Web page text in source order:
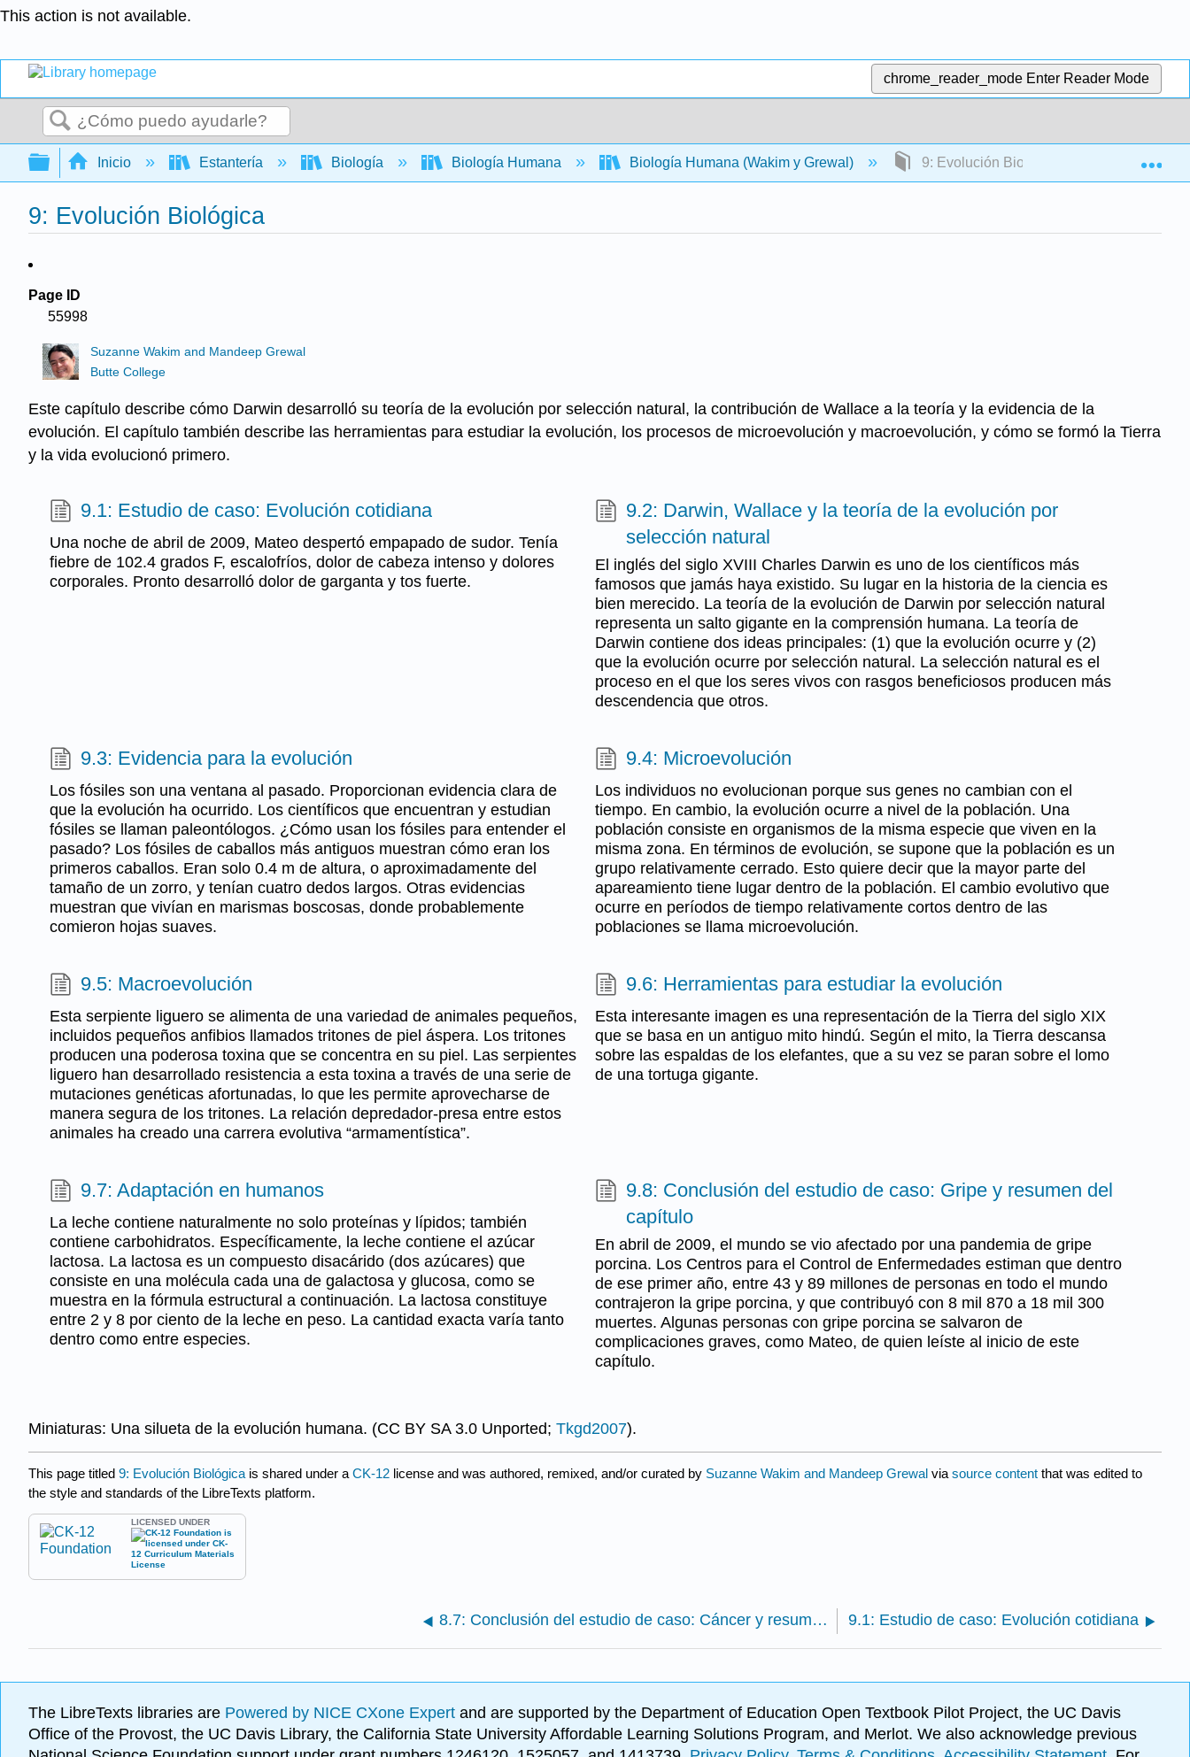
This action is not available.
chrome_reader_mode Enter Reader Mode
Buscar
Expandir/contraer jerarquía global
Inicio Estantería Biología Biología Humana Biología Humana (Wakim y Grewal) 9: Evolución Biológica
9: Evolución Biológica
Page ID
55998
Suzanne Wakim and Mandeep Grewal
Butte College
Este capítulo describe cómo Darwin desarrolló su teoría de la evolución por selección natural, la contribución de Wallace a la teoría y la evidencia de la
evolución. El capítulo también describe las herramientas para estudiar la evolución, los procesos de microevolución y macroevolución, y cómo se formó la Tierra
y la vida evolucionó primero.
9.1: Estudio de caso: Evolución cotidiana
Una noche de abril de 2009, Mateo despertó empapado de sudor. Tenía
fiebre de 102.4 grados F, escalofríos, dolor de cabeza intenso y dolores
corporales. Pronto desarrolló dolor de garganta y tos fuerte.
9.2: Darwin, Wallace y la teoría de la evolución por
selección natural
El inglés del siglo XVIII Charles Darwin es uno de los científicos más
famosos que jamás haya existido. Su lugar en la historia de la ciencia es
bien merecido. La teoría de la evolución de Darwin por selección natural
representa un salto gigante en la comprensión humana. La teoría de
Darwin contiene dos ideas principales: (1) que la evolución ocurre y (2)
que la evolución ocurre por selección natural. La selección natural es el
proceso en el que los seres vivos con rasgos beneficiosos producen más
descendencia que otros.
9.3: Evidencia para la evolución
Los fósiles son una ventana al pasado. Proporcionan evidencia clara de
que la evolución ha ocurrido. Los científicos que encuentran y estudian
fósiles se llaman paleontólogos. ¿Cómo usan los fósiles para entender el
pasado? Los fósiles de caballos más antiguos muestran cómo eran los
primeros caballos. Eran solo 0.4 m de altura, o aproximadamente del
tamaño de un zorro, y tenían cuatro dedos largos. Otras evidencias
muestran que vivían en marismas boscosas, donde probablemente
comieron hojas suaves.
9.4: Microevolución
Los individuos no evolucionan porque sus genes no cambian con el
tiempo. En cambio, la evolución ocurre a nivel de la población. Una
población consiste en organismos de la misma especie que viven en la
misma zona. En términos de evolución, se supone que la población es un
grupo relativamente cerrado. Esto quiere decir que la mayor parte del
apareamiento tiene lugar dentro de la población. El cambio evolutivo que
ocurre en períodos de tiempo relativamente cortos dentro de las
poblaciones se llama microevolución.
9.5: Macroevolución
Esta serpiente liguero se alimenta de una variedad de animales pequeños,
incluidos pequeños anfibios llamados tritones de piel áspera. Los tritones
producen una poderosa toxina que se concentra en su piel. Las serpientes
liguero han desarrollado resistencia a esta toxina a través de una serie de
mutaciones genéticas afortunadas, lo que les permite aprovecharse de
manera segura de los tritones. La relación depredador-presa entre estos
animales ha creado una carrera evolutiva “armamentística”.
9.6: Herramientas para estudiar la evolución
Esta interesante imagen es una representación de la Tierra del siglo XIX
que se basa en un antiguo mito hindú. Según el mito, la Tierra descansa
sobre las espaldas de los elefantes, que a su vez se paran sobre el lomo
de una tortuga gigante.
9.7: Adaptación en humanos
La leche contiene naturalmente no solo proteínas y lípidos; también
contiene carbohidratos. Específicamente, la leche contiene el azúcar
lactosa. La lactosa es un compuesto disacárido (dos azúcares) que
consiste en una molécula cada una de galactosa y glucosa, como se
muestra en la fórmula estructural a continuación. La lactosa constituye
entre 2 y 8 por ciento de la leche en peso. La cantidad exacta varía tanto
dentro como entre especies.
9.8: Conclusión del estudio de caso: Gripe y resumen del
capítulo
En abril de 2009, el mundo se vio afectado por una pandemia de gripe
porcina. Los Centros para el Control de Enfermedades estiman que dentro
de ese primer año, entre 43 y 89 millones de personas en todo el mundo
contrajeron la gripe porcina, y que contribuyó con 8 mil 870 a 18 mil 300
muertes. Algunas personas con gripe porcina se salvaron de
complicaciones graves, como Mateo, de quien leíste al inicio de este
capítulo.
Miniaturas: Una silueta de la evolución humana. (CC BY SA 3.0 Unported; Tkgd2007).
This page titled 9: Evolución Biológica is shared under a CK-12 license and was authored, remixed, and/or curated by Suzanne Wakim and Mandeep Grewal via source content that was edited to
the style and standards of the LibreTexts platform.
LICENSED UNDER
8.7: Conclusión del estudio de caso: Cáncer y resumen del capítulo 9.1: Estudio de caso: Evolución cotidiana
The LibreTexts libraries are Powered by NICE CXone Expert and are supported by the Department of Education Open Textbook Pilot Project, the UC Davis
Office of the Provost, the UC Davis Library, the California State University Affordable Learning Solutions Program, and Merlot. We also acknowledge previous